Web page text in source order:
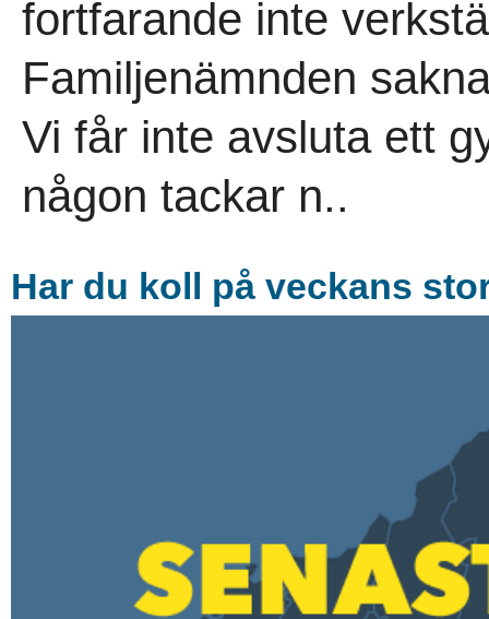
fortfarande inte
Familjenämnden
Vi får inte avsluta ett
någon tackar n..
Har du koll på veckans